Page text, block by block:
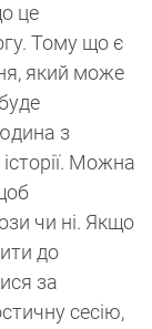
це
Тому що є
який може
з
Можна
чи ні. Якщо
до
за
сесію,